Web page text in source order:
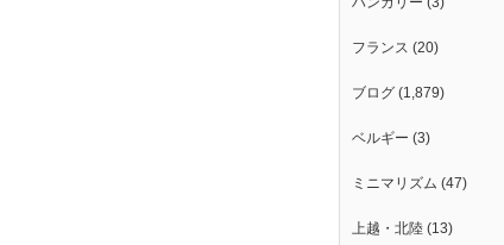
フランス (20)
ブログ (1,879)
ベルギー (3)
ミニマリズム (47)
上越・北陸 (13)